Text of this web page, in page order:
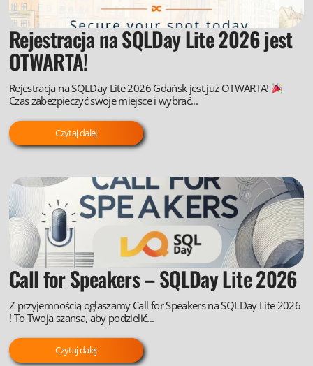
Rejestracja na SQLDay Lite 2026 jest
OTWARTA!
Rejestracja na SQLDay Lite 2026 Gdańsk jest już OTWARTA!
Czas zabezpieczyć swoje miejsce i wybrać...
Czytaj dalej
Call for Speakers – SQLDay Lite 2026
Z przyjemnością ogłaszamy Call for Speakers na SQLDay Lite 2026
! To Twoja szansa, aby podzielić...
Czytaj dalej